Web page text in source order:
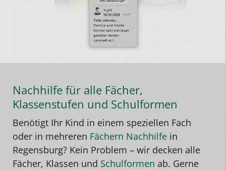
Nachhilfe für alle Fächer,
Klassenstufen und Schulformen
Benötigt Ihr Kind in einem speziellen Fach
oder in mehreren Fächern Nachhilfe in
Regensburg? Kein Problem – wir decken alle
Fächer, Klassen und Schulformen ab. Gerne